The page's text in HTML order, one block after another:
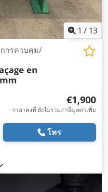
1 / 13
ารควบคุม/
en
€1,900
ราคาคงที่ ยังไม่รวมภาษีมูลค่าเพิ่ม
โทร